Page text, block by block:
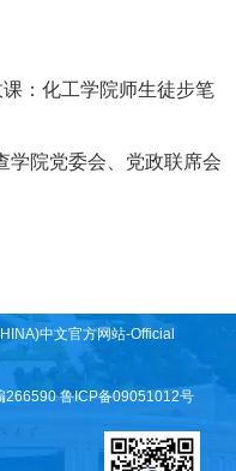
课：化工学院师生徒步笔
学院党委会、党政联席会
中文官方网站-Official
266590 鲁ICP备09051012号